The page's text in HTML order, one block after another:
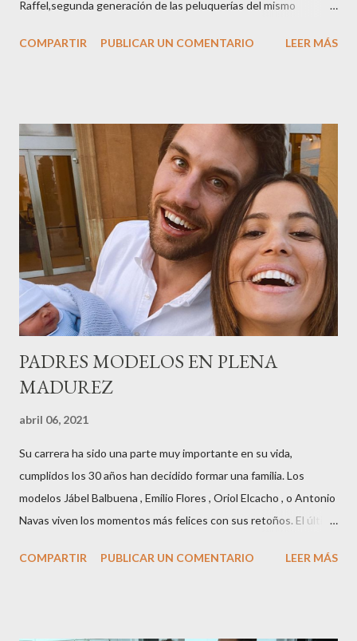
Raffel,segunda generación de las peluquerías del mismo
sector en una cena de reconocimiento.Sus hijas Carolina (CEO
peluquería del grupo.Justo hace unos días Carol Pagés nos
contaba detalles del homenaje en Actualida Rosa en RCE
radio,en el programa que presento todos los jueves de 17 a 18
horas . Carolina y Quionia Pagés Carolina Pagés La cita ,en el
Museu Marítim de BCN ,en las Drassanes reunió a figuras
destacadas del sector,así como clientes, autoridades y medios
de comunicación, en una velada inolvidable bajo el lema “Cien
años peinando almas, creando belleza,i...
COMPARTIR PUBLICAR UN COMENTARIO LEER MÁS
PADRES MODELOS EN PLENA
MADUREZ
abril 06, 2021
Su carrera ha sido una parte muy importante en su vida,
cumplidos los 30 años han decidido formar una familia. Los
modelos Jábel Balbuena , Emilio Flores , Oriol Elcacho , o Antonio
Navas viven los momentos más felices con sus retoños. El último
M ateo nació en Barcelona hace poco más de una semana. El top
COMPARTIR PUBLICAR UN COMENTARIO LEER MÁS